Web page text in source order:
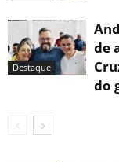
Destaque
de
do